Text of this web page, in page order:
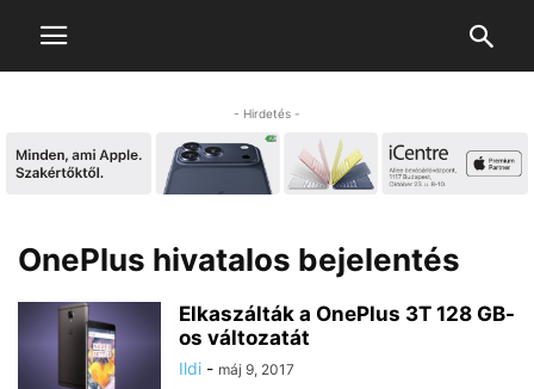
- Hirdetés -
OnePlus hivatalos bejelentés
Elkaszálták a OnePlus 3T 128 GB-
os változatát
Ildi - máj 9, 2017